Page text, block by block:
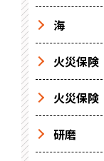
海
火災保険
火災保
研磨